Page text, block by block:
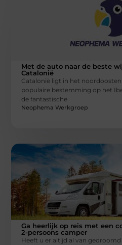
Met de auto naar de beste
Catalonië
Catalonië ligt in het noordoosten
populaire bestemming op het
de fantastische
Neophema Werkgroep
Ga heerlijk op reis met een
2-persoons camper
Heeft u er altijd al van